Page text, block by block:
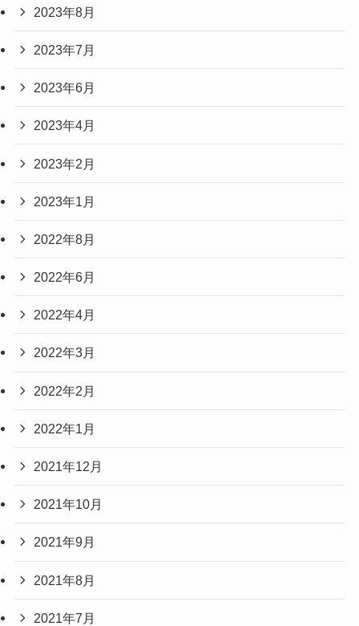
2023年8月
2023年7月
2023年6月
2023年4月
2023年2月
2023年1月
2022年8月
2022年6月
2022年4月
2022年3月
2022年2月
2022年1月
2021年12月
2021年10月
2021年9月
2021年8月
2021年7月